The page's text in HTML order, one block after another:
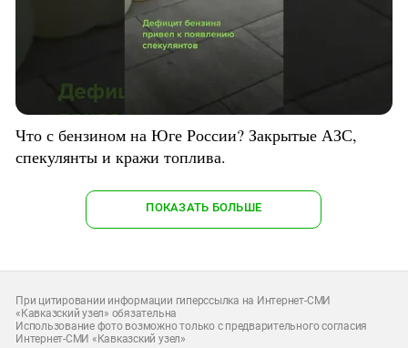
Что с бензином на Юге России? Закрытые АЗС,
спекулянты и кражи топлива.
ПОКАЗАТЬ БОЛЬШЕ
При цитировании информации гиперссылка на Интернет-СМИ
«Кавказский узел» обязательна
Использование фото возможно только с предварительного согласия
Интернет-СМИ «Кавказский узел»